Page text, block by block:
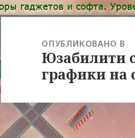
Навигация
записям
ОПУБЛИКОВАНО В
Юзабилити
графики на